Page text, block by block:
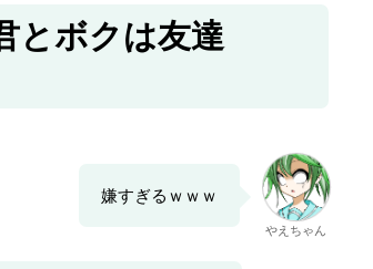
とボクは友達
嫌すぎるｗｗｗ
やえちゃん